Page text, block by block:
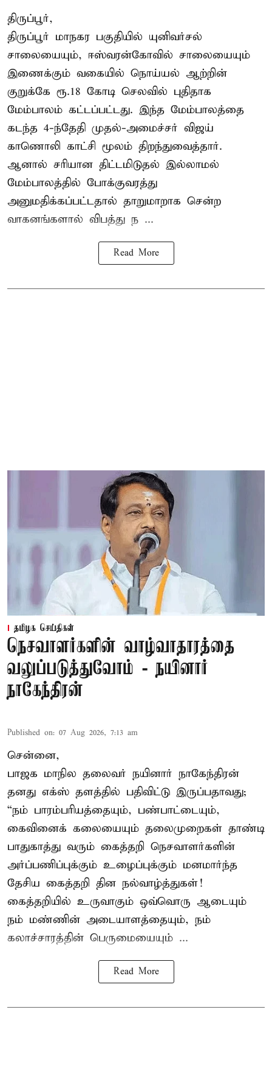
திருப்பூர்,
திருப்பூர் மாநகர பகுதியில் யுனிவர்சல்
சாலையையும், ஈஸ்வரன்கோவில் சாலையையும்
இணைக்கும் வகையில் நொய்யல் ஆற்றின்
குறுக்கே ரூ.18 கோடி செலவில் புதிதாக
மேம்பாலம் கட்டப்பட்டது. இந்த மேம்பாலத்தை
கடந்த 4-ந்தேதி முதல்-அமைச்சர் விஜய்
காணொலி காட்சி மூலம் திறந்துவைத்தார்.
ஆனால் சரியான திட்டமிடுதல் இல்லாமல்
மேம்பாலத்தில் போக்குவரத்து
அனுமதிக்கப்பட்டதால் தாறுமாறாக சென்ற
வாகனங்களால் விபத்து ந ...
Read More
தமிழக செய்திகள்
நெசவாளர்களின் வாழ்வாதாரத்தை
வலுப்படுத்துவோம் - நயினார்
நாகேந்திரன்
Published on: 07 Aug 2026, 7:13 am
சென்னை,
பாஜக மாநில தலைவர் நயினார் நாகேந்திரன்
தனது எக்ஸ் தளத்தில் பதிவிட்டு இருப்பதாவது;
“நம் பாரம்பரியத்தையும், பண்பாட்டையும்,
கைவினைக் கலையையும் தலைமுறைகள் தாண்டி
பாதுகாத்து வரும் கைத்தறி நெசவாளர்களின்
அர்ப்பணிப்புக்கும் உழைப்புக்கும் மனமார்ந்த
தேசிய கைத்தறி தின நல்வாழ்த்துகள்!
கைத்தறியில் உருவாகும் ஒவ்வொரு ஆடையும்
நம் மண்ணின் அடையாளத்தையும், நம்
கலாச்சாரத்தின் பெருமையையும் ...
Read More